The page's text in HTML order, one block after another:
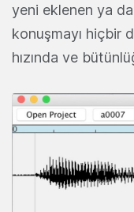
yeni eklenen ya
konuşmayı hiçbir
hızında ve